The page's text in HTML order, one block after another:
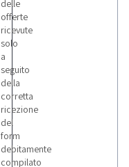
delle
offerte
ricevute
solo
a
seguito
della
corretta
ricezione
del
form
debitamente
compilato